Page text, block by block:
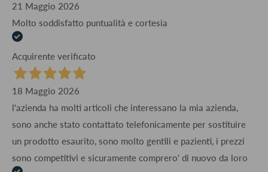
21 Maggio 2026
Molto soddisfatto puntualità e cortesia
Acquirente verificato
18 Maggio 2026
l'azienda ha molti articoli che interessano la mia azienda,
sono anche stato contattato telefonicamente per sostituire
un prodotto esaurito, sono molto gentili e pazienti, i prezzi
sono competitivi e sicuramente comprero' di nuovo da loro